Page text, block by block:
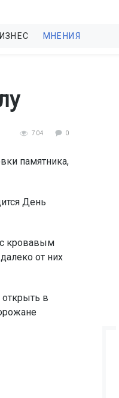
МНЕНИЯ
704 0
памятника,
День
с кровавым
от них
открыть в